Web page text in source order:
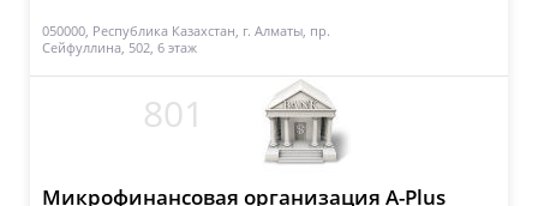
050000, Республика Казахстан, г. Алматы, пр.
Сейфуллина, 502, 6 этаж
801
Микрофинансовая организация A-Plus